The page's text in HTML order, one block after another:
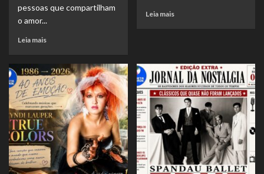
pessoas que compartilham
o amor...
Leia mais
Leia mais